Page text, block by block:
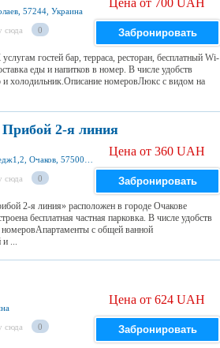
57244, Украина
сюда 0
Цена от 700 UAH
Забронировать
гостей бар, терраса, ресторан, бесплатный Wi-
еды и напитков в номер. В числе удобств
холодильник.Описание номеровЛюкс с видом на
2-я линия
сюда 0
Цена от 360 UAH
Забронировать
2-я линия» расположен в городе Очакове
бесплатная частная парковка. В числе удобств
номеровАпартаменты с общей ванной
и ...
сюда 0
Цена от 624 UAH
Забронировать